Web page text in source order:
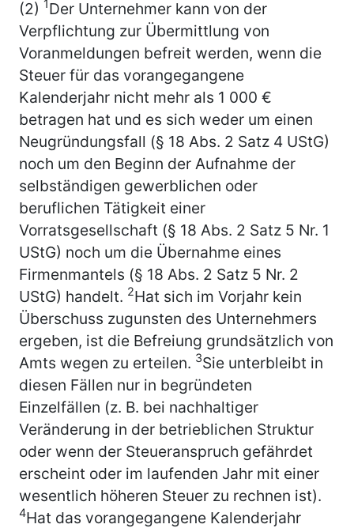
(2) 1 Der Unternehmer kann von der
Verpflichtung zur Übermittlung von
Voranmeldungen befreit werden, wenn die
Steuer für das vorangegangene
Kalenderjahr nicht mehr als 1 000 €
betragen hat und es sich weder um einen
Neugründungsfall (§ 18 Abs. 2 Satz 4 UStG)
noch um den Beginn der Aufnahme der
selbständigen gewerblichen oder
beruflichen Tätigkeit einer
Vorratsgesellschaft (§ 18 Abs. 2 Satz 5 Nr. 1
UStG) noch um die Übernahme eines
Firmenmantels (§ 18 Abs. 2 Satz 5 Nr. 2
UStG) handelt. 2Hat sich im Vorjahr kein
Überschuss zugunsten des Unternehmers
ergeben, ist die Befreiung grundsätzlich von
Amts wegen zu erteilen. 3Sie unterbleibt in
diesen Fällen nur in begründeten
Einzelfällen (z. B. bei nachhaltiger
Veränderung in der betrieblichen Struktur
oder wenn der Steueranspruch gefährdet
erscheint oder im laufenden Jahr mit einer
wesentlich höheren Steuer zu rechnen ist).
4Hat das vorangegangene Kalenderjahr